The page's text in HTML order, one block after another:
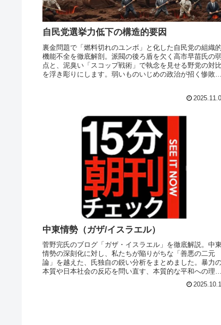
自民党選挙力低下の構造的要因
裏金問題で「燃料切れのユンボ」と化した自民党の組織
機能不全を徹底解剖。派閥の後ろ盾を欠く高市早苗氏の
点と、泥臭い「スコップ戦術」で執念を見せる野党の対
を浮き彫りにします。弱いものいじめの政治が招く惨敗
中東情勢（ガザ/イスラエル）
菅野完氏のブログ「ガザ・イスラエル」を徹底解説。中
情勢の深刻化に対し、私たちが陥りがちな「善悪の二元
論」を越えた、氏独自の鋭い分析をまとめました。暴力
本質や日本社会の反応を問い直す、本質的な平和への理